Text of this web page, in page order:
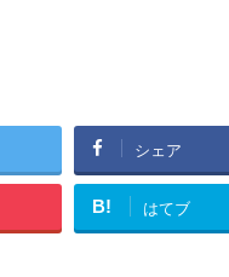
シェア
B! はてブ